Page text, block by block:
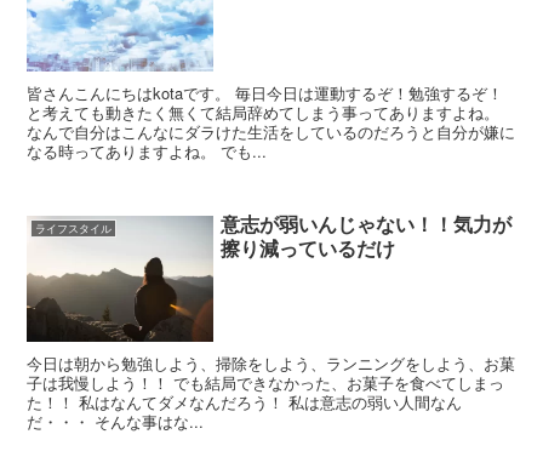
皆さんこんにちはkotaです。 毎日今日は運動するぞ！勉強するぞ！
と考えても動きたく無くて結局辞めてしまう事ってありますよね。
なんで自分はこんなにダラけた生活をしているのだろうと自分が嫌に
なる時ってありますよね。 でも...
ライフスタイル
意志が弱いんじゃない！！気力が
擦り減っているだけ
今日は朝から勉強しよう、掃除をしよう、ランニングをしよう、お菓
子は我慢しよう！！ でも結局できなかった、お菓子を食べてしまっ
た！！ 私はなんてダメなんだろう！ 私は意志の弱い人間なん
だ・・・ そんな事はな...